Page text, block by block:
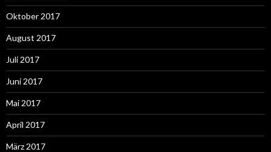
Oktober 2017
August 2017
Juli 2017
Juni 2017
Mai 2017
April 2017
März 2017